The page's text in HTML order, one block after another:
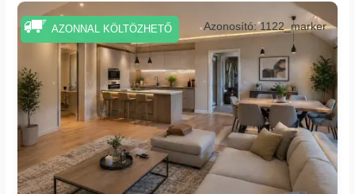
Azonosító: 1122_marker
AZONNAL KÖLTÖZHETŐ